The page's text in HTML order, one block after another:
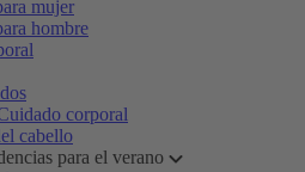
mujer
hombre
corporal
cabello
para el verano